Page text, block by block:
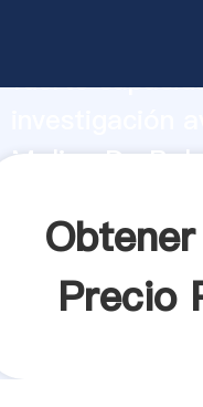
fuerte
Molino De
Precio